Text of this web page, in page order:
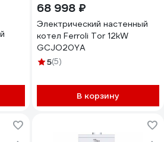
68 998 ₽
Электрический настенный
котел Ferroli Tor 12kW
GCJO20YA
5(5)
В корзину